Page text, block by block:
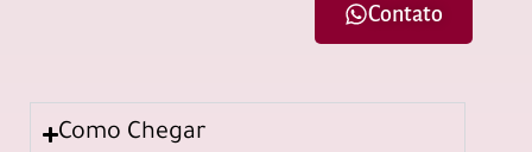
Contato
Como Chegar